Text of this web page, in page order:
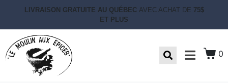
LIVRAISON GRATUITE AU QUÉBEC AVEC ACHAT DE 75$
ET PLUS
0